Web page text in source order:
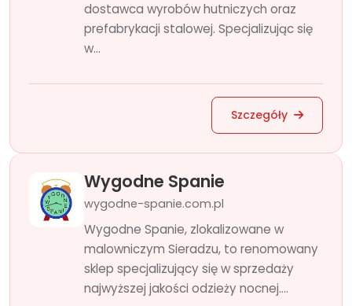
dostawca wyrobów hutniczych oraz
prefabrykacji stalowej. Specjalizując się
w...
Szczegóły
Wygodne Spanie
wygodne-spanie.com.pl
Wygodne Spanie, zlokalizowane w
malowniczym Sieradzu, to renomowany
sklep specjalizujący się w sprzedaży
najwyższej jakości odzieży nocnej....